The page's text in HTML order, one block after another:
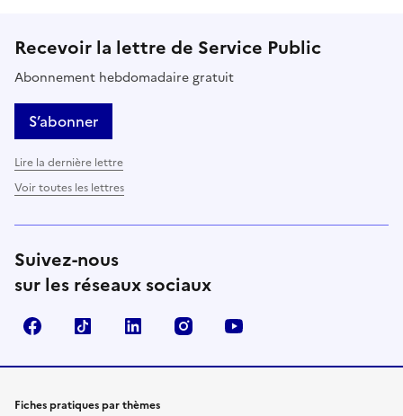
Recevoir la lettre de Service Public
Abonnement hebdomadaire gratuit
S’abonner
Lire la dernière lettre
Voir toutes les lettres
Suivez-nous
sur les réseaux sociaux
FacebookTikTok LinkedIn Instagram
Fiches pratiques par thèmes